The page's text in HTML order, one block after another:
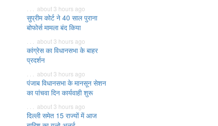
. . . about 3 hours ago
सुप्रीम कोर्ट ने 40 साल पुराना
बोफोर्स मामला बंद किया
. . . about 3 hours ago
कांग्रेस का विधानसभा के बाहर
प्रदर्शन
. . . about 3 hours ago
पंजाब विधानसभा के मानसून सेशन
का पांचवा दिन कार्यवाही शुरू
. . . about 3 hours ago
दिल्ली समेत 15 राज्यों में आज